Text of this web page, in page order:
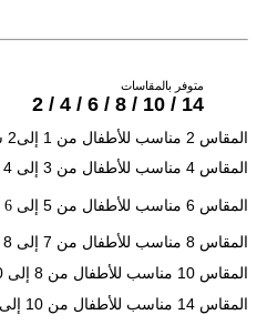
متوفر بالمقاسات
2 / 4 / 6 / 8 / 10 / 14
المقاس مناسب للأطفال من إلى2
المقاس مناسب للأطفال من إلى
المقاس مناسب للأطفال من إلى 6
المقاس مناسب للأطفال من إلى
المقاس
مناسب للأطفال من إلى
المقاس
مناسب للأطفال من إلى